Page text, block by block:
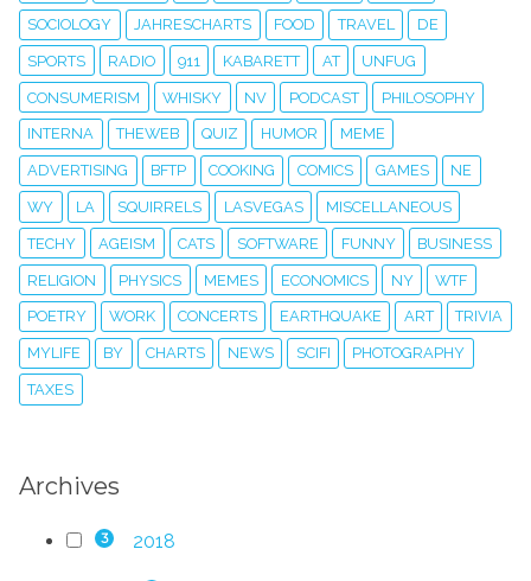
SOCIOLOGY JAHRESCHARTS FOOD TRAVEL DE
SPORTS RADIO 911 KABARETT AT UNFUG
CONSUMERISM WHISKY NV PODCAST PHILOSOPHY
INTERNA THEWEB QUIZ HUMOR MEME
ADVERTISING BFTP COOKING COMICS GAMES NE
WY LA SQUIRRELS LASVEGAS MISCELLANEOUS
TECHY AGEISM CATS SOFTWARE FUNNY BUSINESS
RELIGION PHYSICS MEMES ECONOMICS NY WTF
POETRY WORK CONCERTS EARTHQUAKE ART TRIVIA
MYLIFE BY CHARTS NEWS SCIFI PHOTOGRAPHY
TAXES
Archives
3 2018